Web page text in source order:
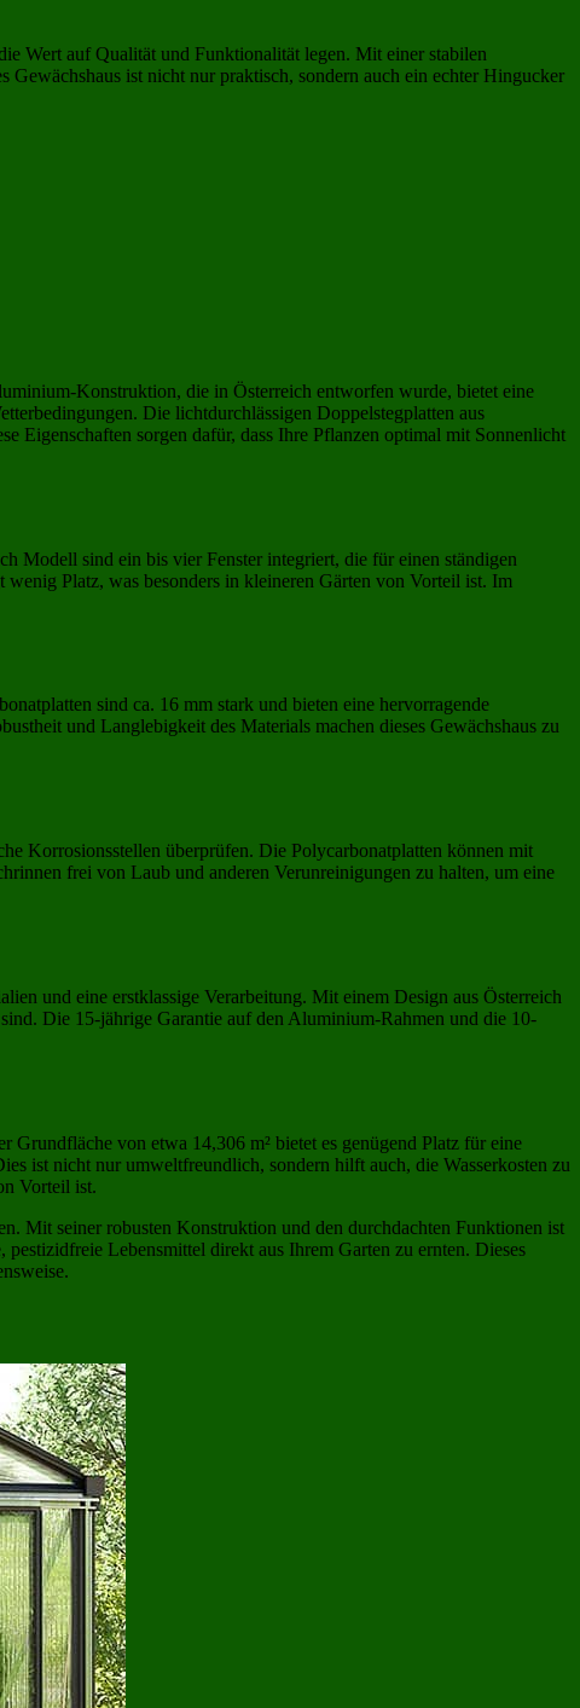
Wert auf Qualität und Funktionalität legen. Mit einer stabilen
ist nicht nur praktisch, sondern auch ein echter Hingucker
Konstruktion, die in Österreich entworfen wurde, bietet eine
Die lichtdurchlässigen Doppelstegplatten aus
Eigenschaften sorgen dafür, dass Ihre Pflanzen optimal mit Sonnenlicht
Modell sind ein bis vier Fenster integriert, die für einen ständigen
Platz, was besonders in kleineren Gärten von Vorteil ist. Im
sind ca. 16 mm stark und bieten eine hervorragende
und Langlebigkeit des Materials machen dieses Gewächshaus zu
Korrosionsstellen überprüfen. Die Polycarbonatplatten können mit
frei von Laub und anderen Verunreinigungen zu halten, um eine
und eine erstklassige Verarbeitung. Mit einem Design aus Österreich
Die 15-jährige Garantie auf den Aluminium-Rahmen und die 10-
von etwa 14,306 m² bietet es genügend Platz für eine
ist nicht nur umweltfreundlich, sondern hilft auch, die Wasserkosten zu
Vorteil ist.
Mit seiner robusten Konstruktion und den durchdachten Funktionen ist
Lebensmittel direkt aus Ihrem Garten zu ernten. Dieses